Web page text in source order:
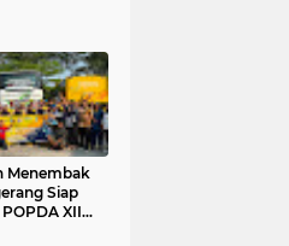
Menembak
Siap
XII